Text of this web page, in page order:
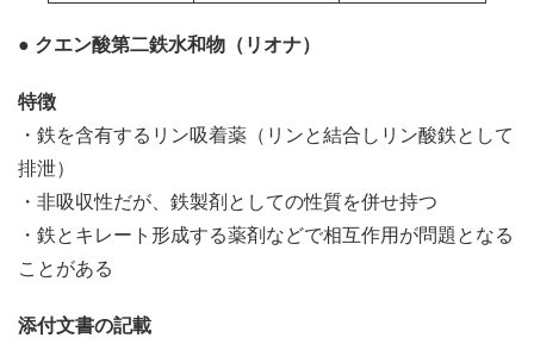
● クエン酸第二鉄水和物（リオナ）
特徴
・鉄を含有するリン吸着薬（リンと結合しリン酸鉄として
排泄）
・非吸収性だが、鉄製剤としての性質を併せ持つ
・鉄とキレート形成する薬剤などで相互作用が問題となる
ことがある
添付文書の記載